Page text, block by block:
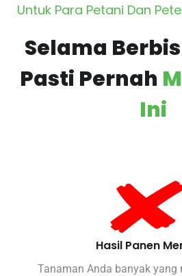
Untuk Para Petani Dan
Selama
Pasti Pernah
Ini
Hasil Panen
Tanaman Anda banyak